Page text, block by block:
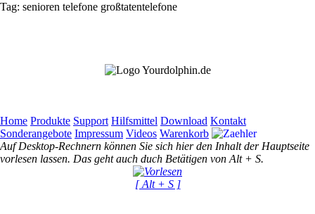
Tag: senioren telefone großtatentelefone
Home Produkte Support Hilfsmittel Download Kontakt
Sonderangebote Impressum Videos Warenkorb
Auf Desktop-Rechnern können Sie sich hier den Inhalt der Hauptseite
vorlesen lassen. Das geht auch duch Betätigen von Alt + S.
[ Alt + S ]